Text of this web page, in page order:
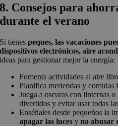
8. Consejos para
durante el verano
Si tienespeques, las vacaciones
dispositivos electrónicos, aire
ideas para gestionar mejor la energía:
Fomenta actividades al aire
Planifica meriendas y comidas
Juega a oscuras con linternas
divertidos y evitar usar todas
Enséñales desde pequeños la
apagar las luces yno abusar